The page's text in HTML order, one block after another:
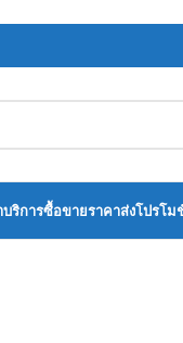
บริการซื้อขายราคาส่งโปรโม